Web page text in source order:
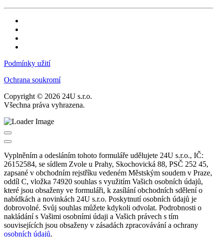
Podmínky užití
Ochrana soukromí
Copyright © 2026 24U s.r.o.
Všechna práva vyhrazena.
Vyplněním a odesláním tohoto formuláře udělujete 24U s.r.o., IČ:
26152584, se sídlem Zvole u Prahy, Skochovická 88, PSČ 252 45,
zapsané v obchodním rejstříku vedeném Městským soudem v Praze,
oddíl C, vložka 74920 souhlas s využitím Vašich osobních údajů,
které jsou obsaženy ve formuláři, k zasílání obchodních sdělení o
nabídkách a novinkách 24U s.r.o. Poskytnutí osobních údajů je
dobrovolné. Svůj souhlas můžete kdykoli odvolat. Podrobnosti o
nakládání s Vašimi osobními údaji a Vašich právech s tím
souvisejících jsou obsaženy v zásadách zpracovávání a ochrany
osobních údajů.